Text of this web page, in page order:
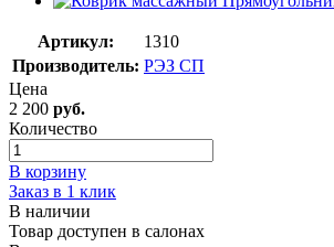
Артикул:
1310
Производитель: РЭЗ СП
Цена
2 200 руб.
Количество
В корзину
Заказ в 1 клик
В наличии
Товар доступен в салонах